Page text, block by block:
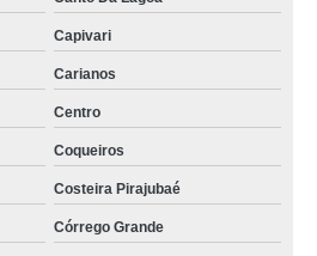
Capivari
Carianos
Centro
Coqueiros
Costeira Pirajubaé
Córrego Grande